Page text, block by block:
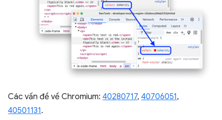
Các vấn đề về Chromium: 40280717, 40706051,
40501131.